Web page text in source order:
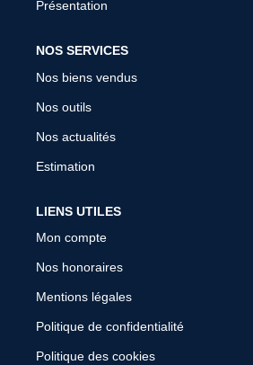
Présentation
NOS SERVICES
Nos biens vendus
Nos outils
Nos actualités
Estimation
LIENS UTILES
Mon compte
Nos honoraires
Mentions légales
Politique de confidentialité
Politique des cookies